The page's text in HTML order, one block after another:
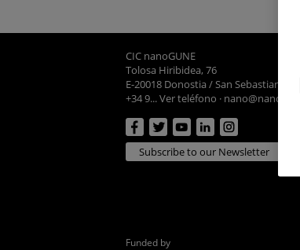
CIC nanoGUNE
Tolosa Hiribidea, 76
E-20018 Donostia / San Sebastian
+34 9... Ver teléfono ·
Subscribe to our Newsletter
Funded by